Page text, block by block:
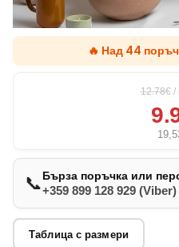
🔥 Над 44
12.78€ /
📞Бърза поръчка или
+359 899 128 929 (Viber)
Таблица с размери